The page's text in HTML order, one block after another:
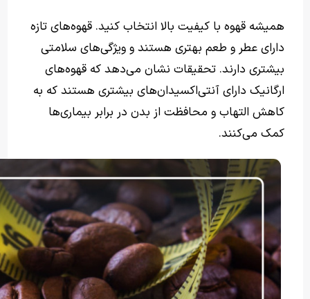
همیشه قهوه با کیفیت بالا انتخاب کنید. قهوه‌های تازه
دارای عطر و طعم بهتری هستند و ویژگی‌های سلامتی
بیشتری دارند. تحقیقات نشان می‌دهد که قهوه‌های
ارگانیک دارای آنتی‌اکسیدان‌های بیشتری هستند که به
کاهش التهاب و محافظت از بدن در برابر بیماری‌ها
کمک می‌کنند.